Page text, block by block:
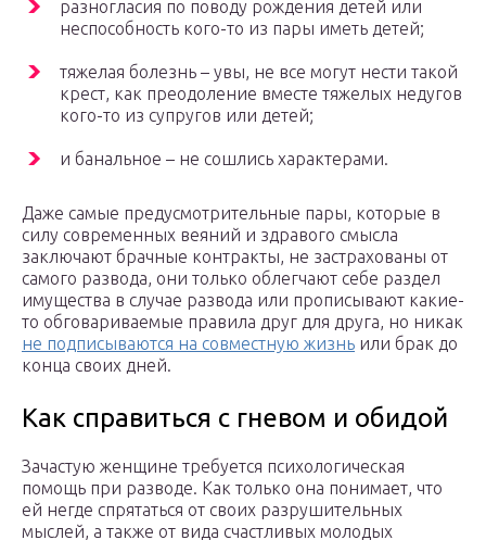
разногласия по поводу рождения детей или
неспособность кого-то из пары иметь детей;
тяжелая болезнь – увы, не все могут нести такой
крест, как преодоление вместе тяжелых недугов
кого-то из супругов или детей;
и банальное – не сошлись характерами.
Даже самые предусмотрительные пары, которые в
силу современных веяний и здравого смысла
заключают брачные контракты, не застрахованы от
самого развода, они только облегчают себе раздел
имущества в случае развода или прописывают какие-
то обговариваемые правила друг для друга, но никак
не подписываются на совместную жизнь или брак до
конца своих дней.
Как справиться с гневом и обидой
Зачастую женщине требуется психологическая
помощь при разводе. Как только она понимает, что
ей негде спрятаться от своих разрушительных
мыслей, а также от вида счастливых молодых